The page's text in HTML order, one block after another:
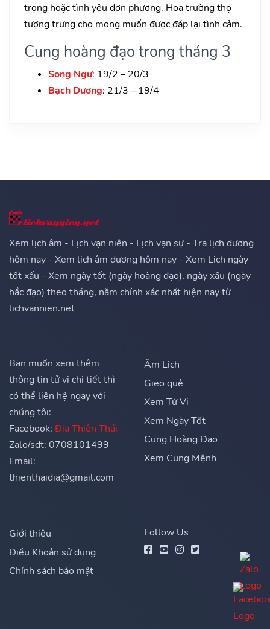
trọng hoặc tình yêu đơn phương. Hoa trường thọ
tượng trưng cho mong muốn được đáp lại tình cảm.
Cung hoàng đạo trong tháng 3
Song Ngư: 19/2 – 20/3
Bạch Dương: 21/3 – 19/4
Xem lịch âm - Lịch vạn niên - Lịch vạn sự - Tra lịch dương
hôm nay - Xem lịch âm dương hôm nay - Xem Lịch ngày
tốt xấu - Xem ngày tốt (ngày hoàng đạo), ngày xấu (ngày
hắc đạo) theo tháng, năm chính xác nhất hiện nay từ
lichvannien.net
Bạn muốn xem thêm
thông tin tử vi chi tiết thì
có thể liên hệ ngay với
chúng tôi:
Facebook: Địa Thiên Thái
Zalo/sdt: 0708101499
Email:
thienthaidia@gmail.com
Âm Lịch
Gieo quẻ
Xem Tử Vi
Xem Ngày Tốt
Cung Hoàng Đạo
Xem Cung Mệnh
Giới thiệu
Điều Khoản sử dụng
Chính sách bảo mật
Follow Us